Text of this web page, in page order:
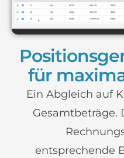
für
Ein Abgleich auf
Gesamtbeträge.
entsprechende